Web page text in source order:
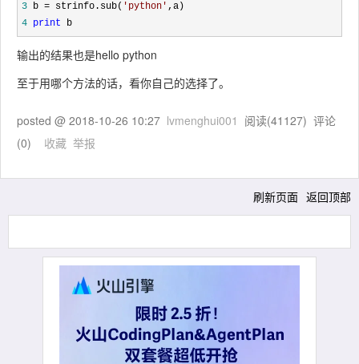
3 b = strinfo.sub( ' python '
4 print b
输出的结果也是hello python
至于用哪个方法的话，看你自己的选择了。
posted @ 2018-10-26 10:27 lvmenghui001 阅读(41127) 评论
(0) 收藏 举报
刷新页面 返回顶部